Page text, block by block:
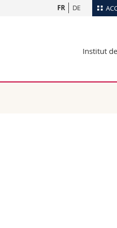
Plan d'accès
Webmail
FR DE
Institut